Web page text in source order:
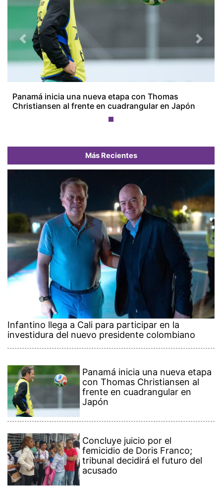
Panamá inicia una nueva etapa con Thomas
Christiansen al frente en cuadrangular en Japón
Previous Next
Más Recientes
Infantino llega a Cali para participar en la
investidura del nuevo presidente colombiano
Panamá inicia una nueva etapa
con Thomas Christiansen al
frente en cuadrangular en
Japón
Concluye juicio por el
femicidio de Doris Franco;
tribunal decidirá el futuro del
acusado